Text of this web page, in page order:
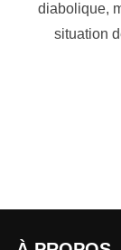
diabolique,
situation